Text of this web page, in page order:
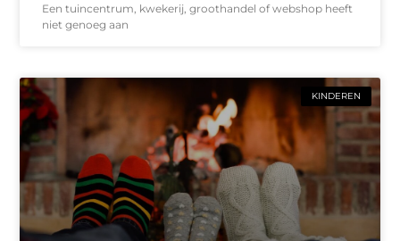
Een tuincentrum, kwekerij, groothandel of webshop heeft
niet genoeg aan
KINDEREN